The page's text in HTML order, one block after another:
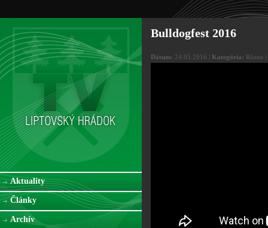
Aktuality
Články
Archív
Bulldogfest 2016
Dátum: 24.05.2016 | Kategória: Rôzne |